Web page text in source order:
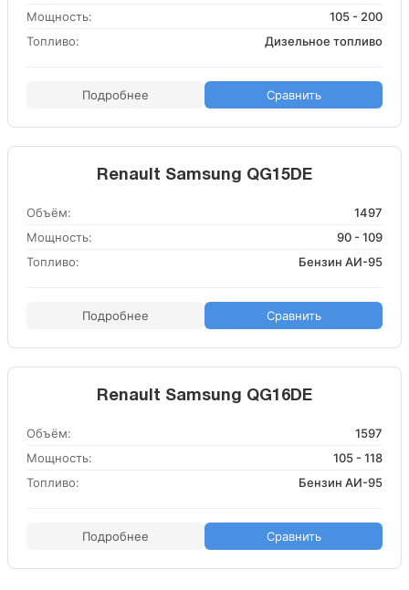
Мощность:
105 - 200
Топливо:
Дизельное топливо
Подробнее Сравнить
Renault Samsung QG15DE
Объём:
1497
Мощность:
90 - 109
Топливо:
Бензин АИ-95
Подробнее Сравнить
Renault Samsung QG16DE
Объём:
1597
Мощность:
105 - 118
Топливо:
Бензин АИ-95
Подробнее Сравнить